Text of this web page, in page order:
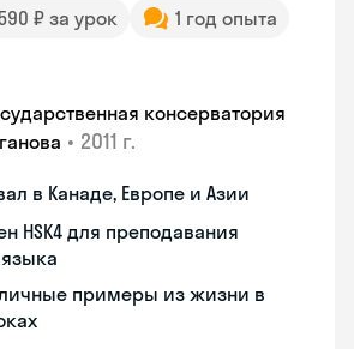
₽ за урок
1 год опыта
консерватория
• 2011 г.
в Канаде, Европе и Азии
HSK4 для преподавания
личные примеры из жизни в